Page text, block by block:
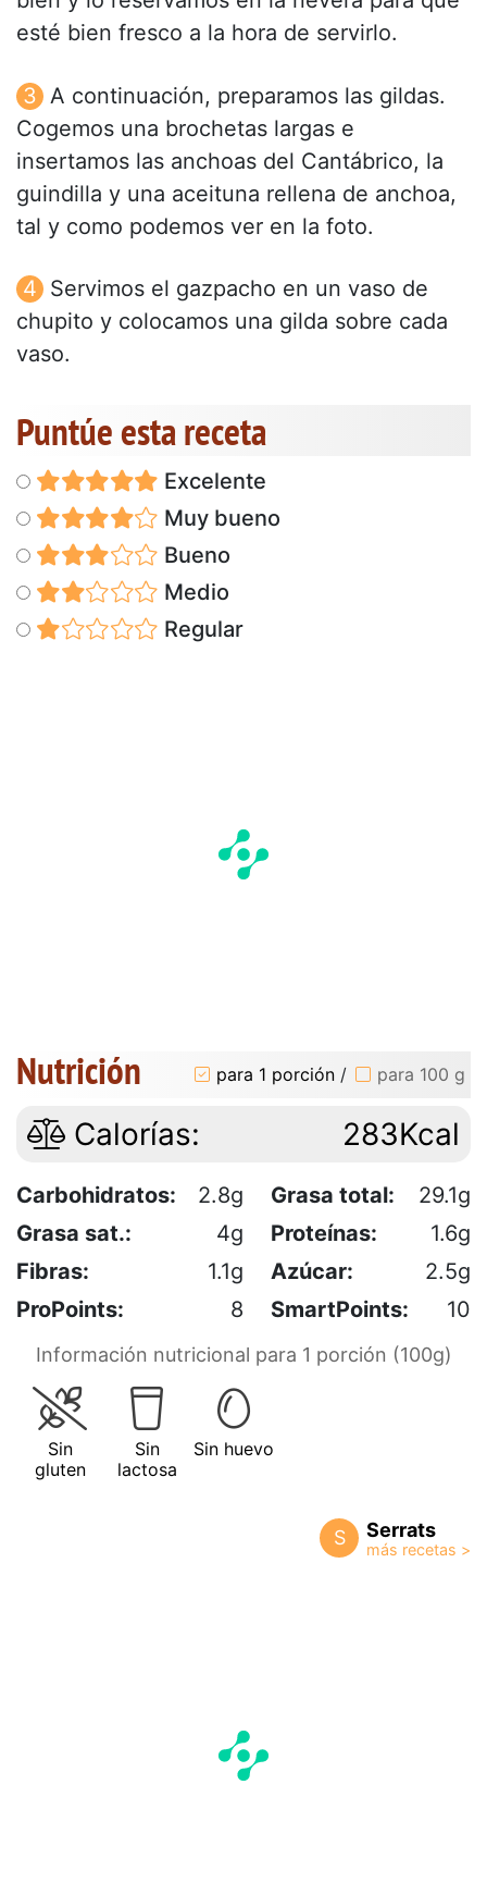
esté bien fresco a la hora de servirlo.
A continuación, preparamos las gildas.
Cogemos una brochetas largas e
insertamos las anchoas del Cantábrico, la
guindilla y una aceituna rellena de anchoa,
tal y como podemos ver en la foto.
Servimos el gazpacho en un vaso de
chupito y colocamos una gilda sobre cada
vaso.
Puntúe esta receta
Excelente
Muy bueno
Bueno
Medio
Regular
Nutrición para 1 porción / para 100 g
Calorías: 283Kcal
Carbohidratos: 2.8g Grasa total:
29.1g
Grasa sat.:
4g Proteínas:
1.6g
Fibras:
1.1g Azúcar:
2.5g
ProPoints:
8 SmartPoints: 10
Información nutricional para 1 porción (100g)
Sin
gluten
Sin
lactosa
Sin huevo
S Serrats